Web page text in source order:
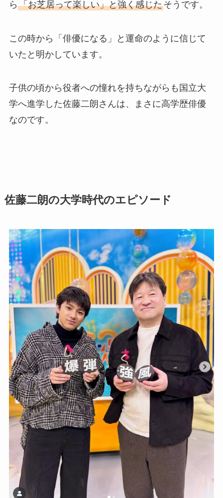
ら 「お芝居って楽しい」と強く感じたそうです。
この時から「俳優になる」と運命のように信じて
いたと明かしています。
子供の頃から役者への憧れを持ちながらも国立大
学へ進学した佐藤二朗さんは、まさに高学歴俳優
なのです。
佐藤二朗の大学時代のエピソード